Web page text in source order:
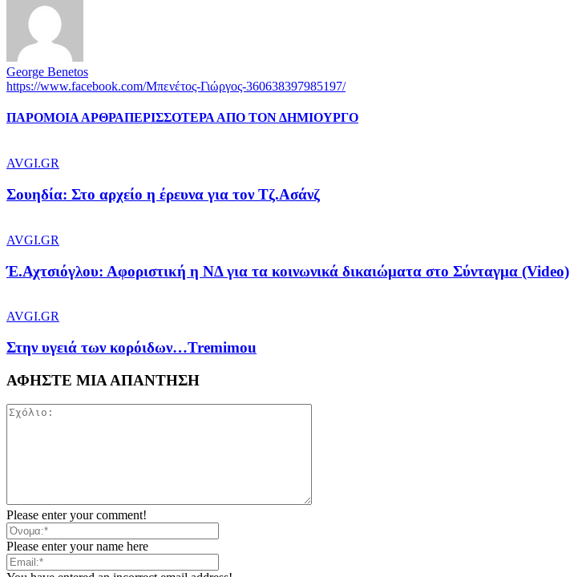
George Benetos
https://www.facebook.com/Μπενέτος-Γιώργος-360638397985197/
ΠΑΡΟΜΟΙΑ ΑΡΘΡΑΠΕΡΙΣΣΟΤΕΡΑ ΑΠΟ ΤΟΝ ΔΗΜΙΟΥΡΓΟ
AVGI.GR
Σουηδία: Στο αρχείο η έρευνα για τον Τζ.Ασάνζ
AVGI.GR
Έ.Αχτσιόγλου: Αφοριστική η ΝΔ για τα κοινωνικά δικαιώματα στο Σύνταγμα (Video)
AVGI.GR
Στην υγειά των κορόιδων…Tremimou
ΑΦΗΣΤΕ ΜΙΑ ΑΠΑΝΤΗΣΗ
Please enter your comment!
Please enter your name here